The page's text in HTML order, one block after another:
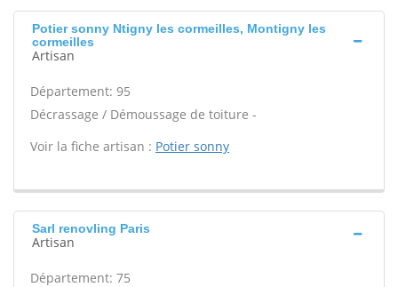
Potier sonny Ntigny les cormeilles, Montigny les
cormeilles
Artisan
Département: 95
Décrassage / Démoussage de toiture -
Voir la fiche artisan : Potier sonny
Sarl renovling Paris
Artisan
Département: 75